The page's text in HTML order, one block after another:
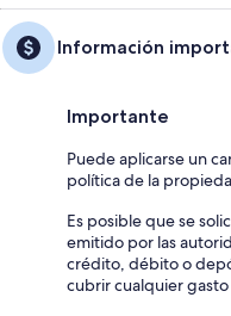
Información
Importante
Puede aplicarse un
política de la
Es posible que se
emitido por las
crédito, débito o
cubrir cualquier